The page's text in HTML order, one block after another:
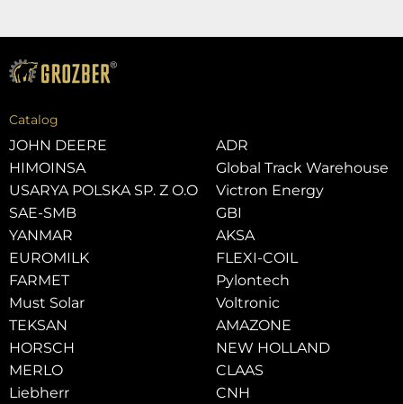
Catalog
JOHN DEERE
HIMOINSA
USARYA POLSKA SP. Z O.O
SAE-SMB
YANMAR
EUROMILK
FARMET
Must Solar
TEKSAN
HORSCH
MERLO
Liebherr
ADR
Global Track Warehouse
Victron Energy
GBI
AKSA
FLEXI-COIL
Pylontech
Voltronic
AMAZONE
NEW HOLLAND
CLAAS
CNH